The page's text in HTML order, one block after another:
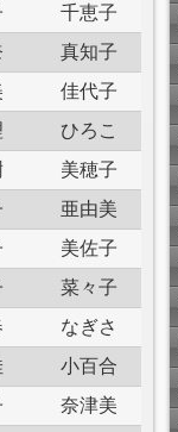
千恵子
真知子
佳代子
ひろこ
美穂子
亜由美
美佐子
菜々子
なぎさ
小百合
奈津美